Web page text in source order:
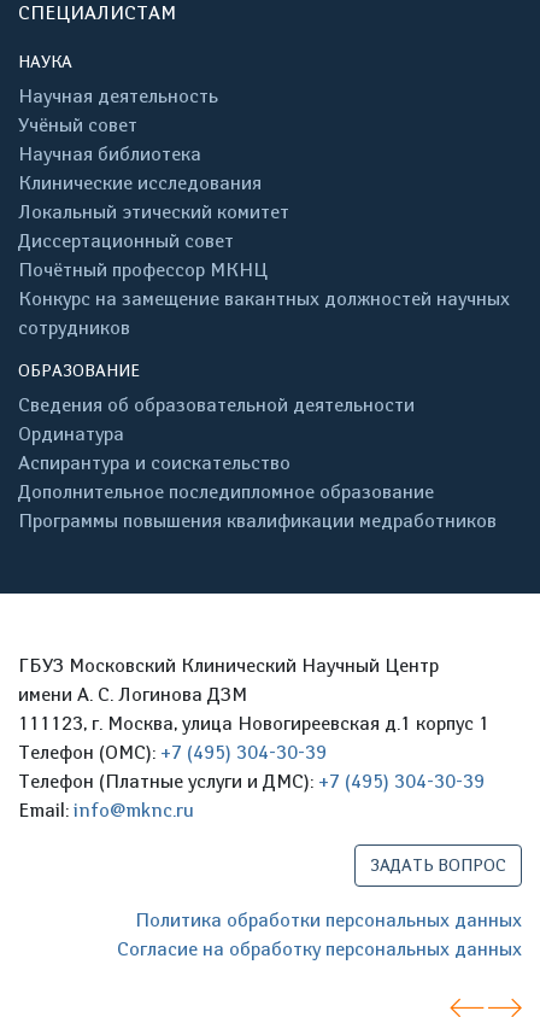
СПЕЦИАЛИСТАМ
НАУКА
Научная деятельность
Учёный совет
Научная библиотека
Клинические исследования
Локальный этический комитет
Диссертационный совет
Почётный профессор МКНЦ
Конкурс на замещение вакантных должностей научных
сотрудников
ОБРАЗОВАНИЕ
Сведения об образовательной деятельности
Ординатура
Аспирантура и соискательство
Дополнительное последипломное образование
Программы повышения квалификации медработников
ГБУЗ Московский Клинический Научный Центр
имени А. С. Логинова ДЗМ
111123, г. Москва, улица Новогиреевская д.1 корпус 1
Телефон (ОМС): +7 (495) 304-30-39
Телефон (Платные услуги и ДМС): +7 (495) 304-30-39
Email: info@mknc.ru
ЗАДАТЬ ВОПРОС
Политика обработки персональных данных
Согласие на обработку персональных данных